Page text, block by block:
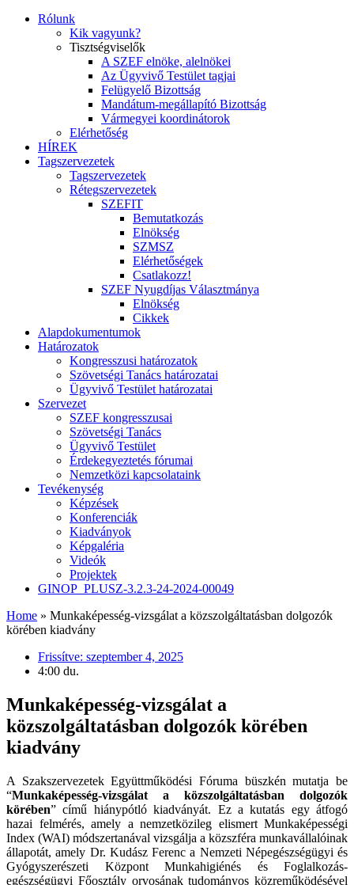
Rólunk
Kik vagyunk?
Tisztségviselők
A SZEF elnöke, alelnökei
Az Ügyvivő Testület tagjai
Felügyelő Bizottság
Mandátum-megállapító Bizottság
Vármegyei koordinátorok
Elérhetőség
HÍREK
Tagszervezetek
Tagszervezetek
Rétegszervezetek
SZEFIT
Bemutatkozás
Elnökség
SZMSZ
Elérhetőségek
Csatlakozz!
SZEF Nyugdíjas Választmánya
Elnökség
Cikkek
Alapdokumentumok
Határozatok
Kongresszusi határozatok
Szövetségi Tanács határozatai
Ügyvivő Testület határozatai
Szervezet
SZEF kongresszusai
Szövetségi Tanács
Ügyvivő Testület
Érdekegyeztetés fórumai
Nemzetközi kapcsolataink
Tevékenység
Képzések
Konferenciák
Kiadványok
Képgaléria
Videók
Projektek
GINOP_PLUSZ-3.2.3-24-2024-00049
Home » Munkaképesség-vizsgálat a közszolgáltatásban dolgozók
körében kiadvány
Frissítve: szeptember 4, 2025
4:00 du.
Munkaképesség-vizsgálat a
közszolgáltatásban dolgozók körében
kiadvány
A Szakszervezetek Együttműködési Fóruma büszkén mutatja be
“Munkaképesség-vizsgálat a közszolgáltatásban dolgozók
körében” című hiánypótló kiadványát. Ez a kutatás egy átfogó
hazai felmérés, amely a nemzetközileg elismert Munkaképességi
Index (WAI) módszertanával vizsgálja a közszféra munkavállalóinak
állapotát, amely Dr. Kudász Ferenc a Nemzeti Népegészségügyi és
Gyógyszerészeti Központ Munkahigiénés és Foglalkozás-
egészségügyi Főosztály orvosának tudományos közreműködésével